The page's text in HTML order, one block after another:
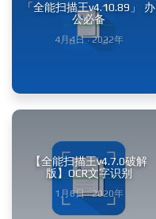
「全能扫描王v4.10.89」 办
公必备
4月4日 · 2022年
【全能扫描王v4.7.0破解
版】OCR文字识别
1月6日 · 2020年